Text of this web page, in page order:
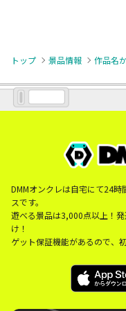
トップ 景品情報 作品名
DMMオンクレは自宅にて24
スです。
遊べる景品は3,000点以上！
け！
ゲット保証機能があるので、